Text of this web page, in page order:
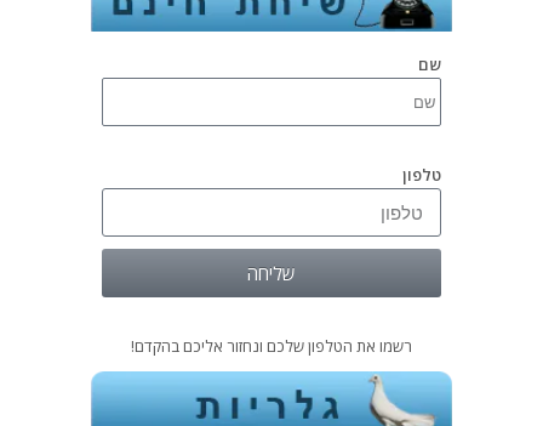
שם
טלפון
שליחה
רשמו את הטלפון שלכם ונחזור אליכם בהקדם!